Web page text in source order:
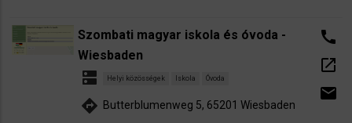
Szombati magyar iskola és óvoda -
Wiesbaden
dns Helyi közösségek Iskola Óvoda
directions Butterblumenweg 5, 65201 Wiesbaden
call
open_in_new
email